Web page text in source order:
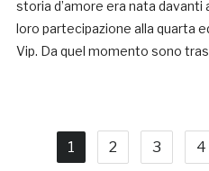
storia d’amore era nata
loro partecipazione alla quarta
Vip. Da quel momento sono
1 2 3 4